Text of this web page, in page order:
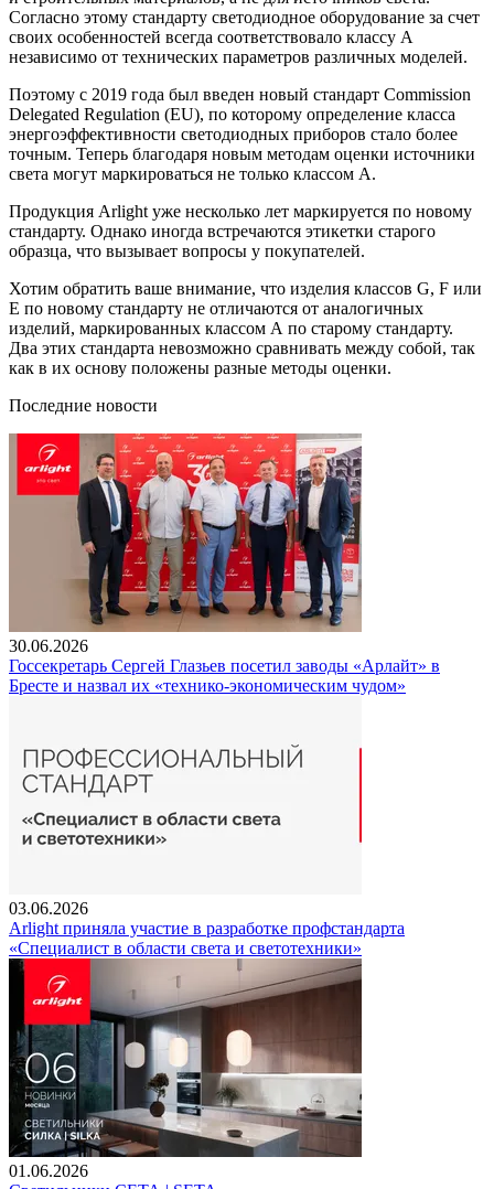
Согласно этому стандарту светодиодное оборудование за счет
своих особенностей всегда соответствовало классу А
независимо от технических параметров различных моделей.
Поэтому с 2019 года был введен новый стандарт Commission
Delegated Regulation (EU), по которому определение класса
энергоэффективности светодиодных приборов стало более
точным. Теперь благодаря новым методам оценки источники
света могут маркироваться не только классом A.
Продукция Arlight уже несколько лет маркируется по новому
стандарту. Однако иногда встречаются этикетки старого
образца, что вызывает вопросы у покупателей.
Хотим обратить ваше внимание, что изделия классов G, F или
E по новому стандарту не отличаются от аналогичных
изделий, маркированных классом А по старому стандарту.
Два этих стандарта невозможно сравнивать между собой, так
как в их основу положены разные методы оценки.
Последние новости
30.06.2026
Госсекретарь Сергей Глазьев посетил заводы «Арлайт» в
Бресте и назвал их «технико-экономическим чудом»
03.06.2026
Arlight приняла участие в разработке профстандарта
«Специалист в области света и светотехники»
01.06.2026